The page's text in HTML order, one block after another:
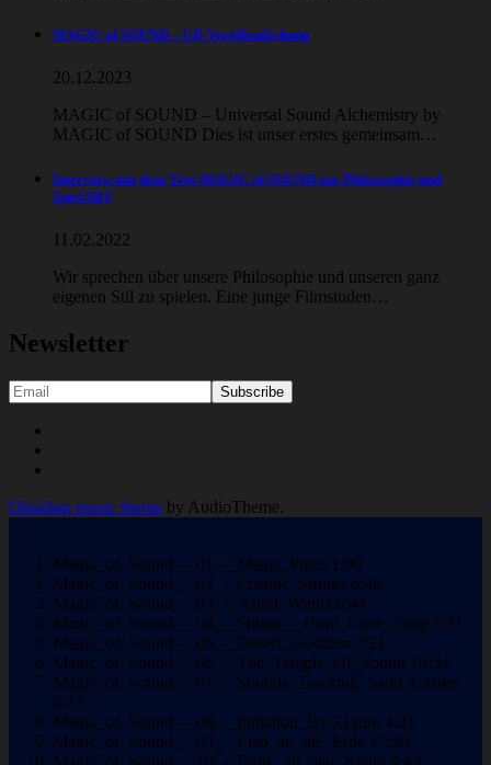
MAGIC of SOUND – CD-Veröffentlichung
20.12.2023
MAGIC of SOUND – Universal Sound Alchemistry by
MAGIC of SOUND Dies ist unser erstes gemeinsam…
Interview mit dem Trio MAGIC of SOUND zur Philosophie und
SpielART
11.02.2022
Wir sprechen über unsere Philosophie und unseren ganz
eigenen Stil zu spielen. Eine junge Filmstuden…
Newsletter
Social
Media
Obsidian music theme by AudioTheme.
Magic_of_Sound_-_01_-_Magic_Pipes 1:00
Magic_of_Sound_-_02_-_Cosmic_Strings 6:48
Magic_of_Sound_-_03_-_Astral_Winds 6:44
Magic_of_Sound_-_04_-_Shima_-_Hopi_Love_Song 5:31
Magic_of_Sound_-_05_-_Desert_Goddess 7:21
Magic_of_Sound_-_06_-_The_Temple_Of_Sound 10:34
Magic_of_Sound_-_07_-_Sounds_Tracking_Sand_Castles
4:23
Magic_of_Sound_-_08_-_Initiation_By_Oxum 4:21
Magic_of_Sound_-_09_-_Lied_an_die_Erde 17:20